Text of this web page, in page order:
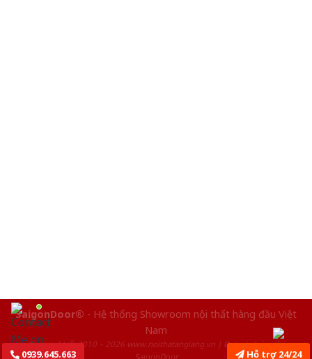
SaigonDoor® - Hệ thống Showroom nội thất hàng đầu Việt
Nam
Copyright ⓒ 2010 – 2026 www.noithatangiang.vn | Đơn vị chủ quản
SaigonDoor
0939.645.663 Hỗ trợ 24/24